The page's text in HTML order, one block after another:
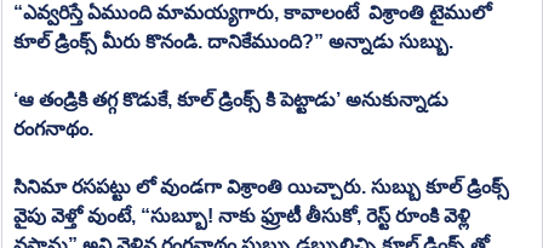
“ఎవ్వరిస్తే ఏముంది మామయ్యగారు, కావాలంటే  విశ్రాంతి టైములో
కూల్ డ్రింక్స్ మీరు కొనండి. దానికేముంది?” అన్నాడు సుబ్బు.
‘ఆ తండ్రికి తగ్గ కొడుకే, కూల్ డ్రింక్స్ కి పెట్టాడు’ అనుకున్నాడు
రంగనాథం.
సినిమా రసపట్టు లో వుండగా విశ్రాంతి యిచ్చారు. సుబ్బు కూల్ డ్రింక్స్
వైపు వెళ్తో వుంటే, “సుబ్బూ! నాకు ఫ్రూటీ తీసుకో, రెస్ట్ రూంకి వెళ్లి